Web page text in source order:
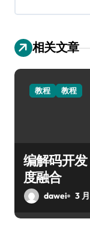
相关文章
教程 教程
编解码开
度融合
dawei 3